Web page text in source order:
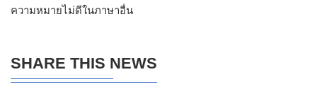
ความหมายไม่ดีในภาษาอื่น
SHARE THIS NEWS